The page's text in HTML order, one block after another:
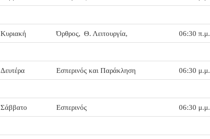
Κυριακή Όρθρος, Θ. Λειτουργία, 06:30 π.μ.
Δευτέρα Εσπερινός και Παράκληση 06:30 μ.μ.
Σάββατο Εσπερινός 06:30 μ.μ.